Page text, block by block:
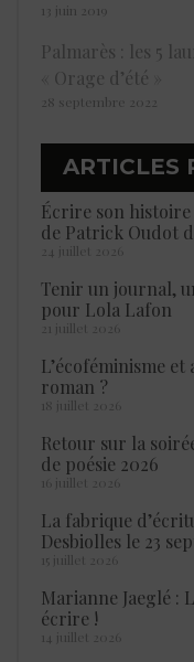
13 juin 2019
Palmarès : les 5
« Orage d’été »
28 septembre 2022
ARTICLES
Écrire son histoire
de Patrick Oudot
24 juillet 2026
Tenir un journal,
pour Lola Lafon
21 juillet 2026
L’écoféminisme
roman ?
18 juillet 2026
Retour sur la
de poésie 2026
16 juillet 2026
La fabrique
Desbiolles le 23
15 juillet 2026
Marianne Jaeglé :
écrire !
14 juillet 2026